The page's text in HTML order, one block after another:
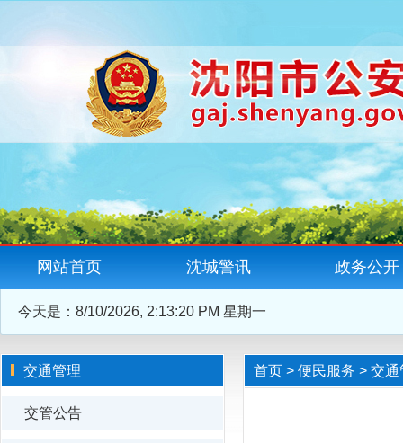
网站首页 沈城警讯 政务公开
今天是： 8/10/2026, 2:13:20 PM 星期一
交通管理
交管公告
首页 > 便民服务 > 交通